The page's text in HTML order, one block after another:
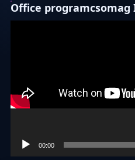
Office programcsomag
00:00